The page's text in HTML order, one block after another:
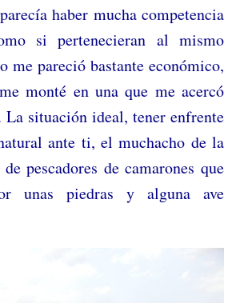
haber mucha competencia
si pertenecieran al mismo
me pareció bastante económico,
monté en una que me acercó
La situación ideal, tener enfrente
ante ti, el muchacho de la
pescadores de camarones que
unas piedras y alguna ave